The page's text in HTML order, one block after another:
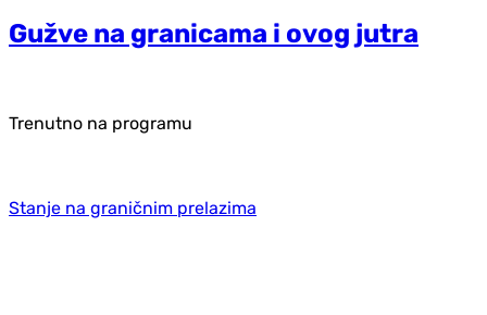
Gužve na granicama i ovog jutra
Trenutno na programu
Stanje na graničnim prelazima